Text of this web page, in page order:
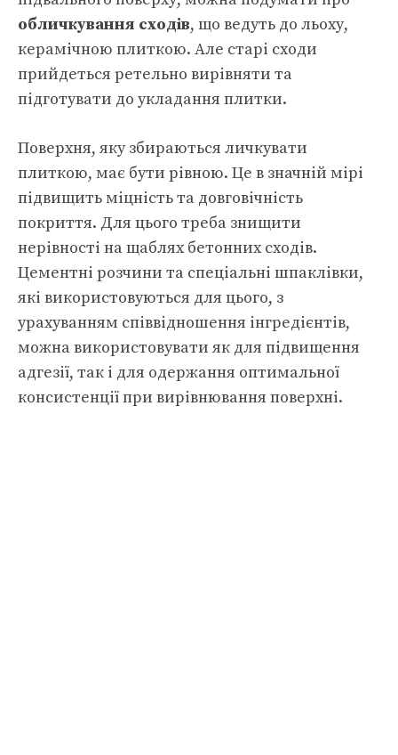
обличкування сходів, що ведуть до льоху,
керамічною плиткою. Але старі сходи
прийдеться ретельно вирівняти та
підготувати до укладання плитки.
Поверхня, яку збираються личкувати
плиткою, має бути рівною. Це в значній мірі
підвищить міцність та довговічність
покриття. Для цього треба знищити
нерівності на щаблях бетонних сходів.
Цементні розчини та спеціальні шпаклівки,
які використовуються для цього, з
урахуванням співвідношення інгредієнтів,
можна використовувати як для підвищення
адгезії, так і для одержання оптимальної
консистенції при вирівнювання поверхні.